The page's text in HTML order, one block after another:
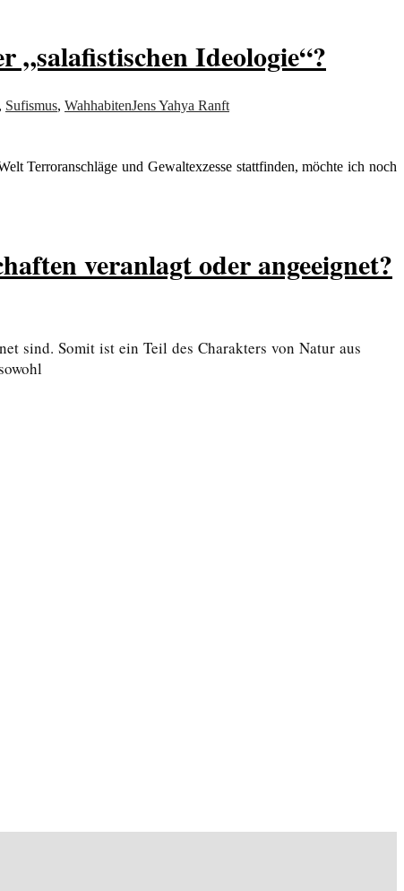
Ideologie“?
, Sufismus, WahhabitenJens Yahya Ranft
Terroranschläge und Gewaltexzesse stattfinden, möchte ich noch
veranlagt oder angeeignet?
sind. Somit ist ein Teil des Charakters von Natur aus